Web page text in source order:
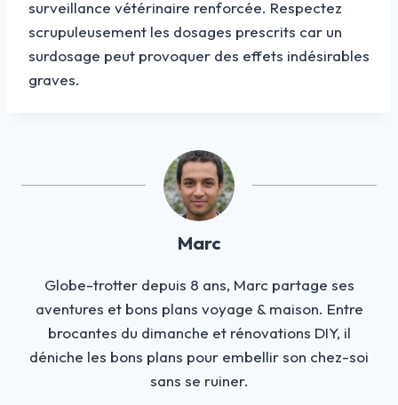
surveillance vétérinaire renforcée. Respectez
scrupuleusement les dosages prescrits car un
surdosage peut provoquer des effets indésirables
graves.
Marc
Globe-trotter depuis 8 ans, Marc partage ses
aventures et bons plans voyage & maison. Entre
brocantes du dimanche et rénovations DIY, il
déniche les bons plans pour embellir son chez-soi
sans se ruiner.